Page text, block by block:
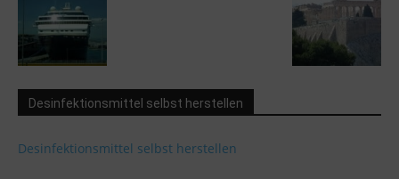
Desinfektionsmittel selbst herstellen
Desinfektionsmittel selbst herstellen